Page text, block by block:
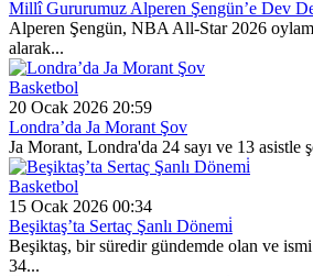
Millî Gururumuz Alperen Şengün’e Dev
Alperen Şengün, NBA All-Star 2026
alarak...
Basketbol
20 Ocak 2026 20:59
Londra’da Ja Morant Şov
Ja Morant, Londra'da 24 sayı ve 13 asistle
Basketbol
15 Ocak 2026 00:34
Beşiktaş’ta Sertaç Şanlı Dönemi̇
Beşiktaş, bir süredir gündemde olan ve
34...